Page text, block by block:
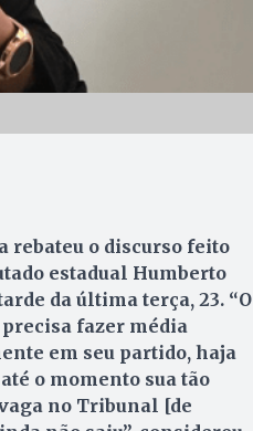
rebateu o discurso feito
estadual Humberto
da última terça, 23. “O
precisa fazer média
em seu partido, haja
o momento sua tão
no Tribunal [de